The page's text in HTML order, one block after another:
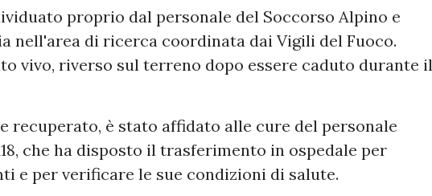
proprio dal personale del Soccorso Alpino e
nell'area di ricerca coordinata dai Vigili del Fuoco.
vivo, riverso sul terreno dopo essere caduto durante il
recuperato, è stato affidato alle cure del personale
che ha disposto il trasferimento in ospedale per
e per verificare le sue condizioni di salute.